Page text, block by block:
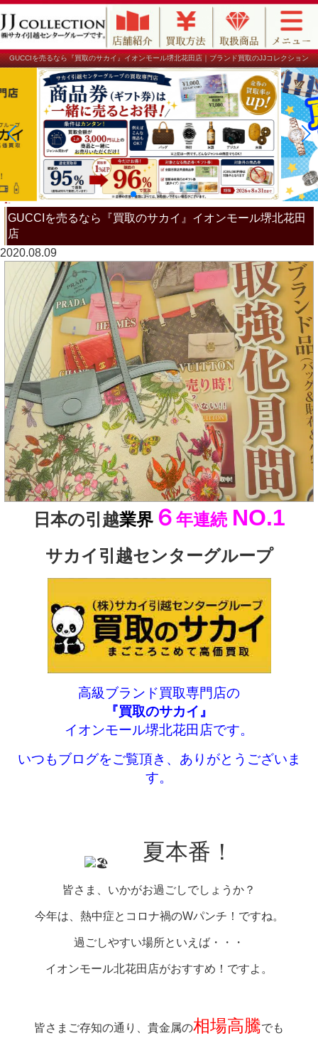
GUCCIを売るなら『買取のサカイ』イオンモール堺北花田店｜ブランド買取のJJコレクション
GUCCIを売るなら『買取のサカイ』イオンモール堺北花田
店
2020.08.09
日本の引越業界６ 年連続 NO.1
サカイ引越センターグループ
高級ブランド買取専門店の
『買取のサカイ』
イオンモール堺北花田店です。
いつもブログをご覧頂き、ありがとうございま
す。
夏本番！
皆さま、いかがお過ごしでしょうか？
今年は、熱中症とコロナ禍のWパンチ！ですね。
過ごしやすい場所といえば・・・
イオンモール北花田店がおすすめ！ですよ。
皆さまご存知の通り、貴金属の相場高騰でも